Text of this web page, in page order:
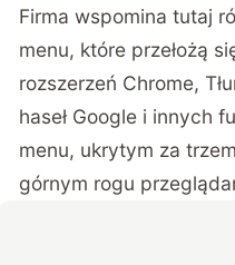
Firma wspomina tutaj
menu, które przełożą
rozszerzeń Chrome,
haseł Google i innych
menu, ukrytym za
górnym rogu